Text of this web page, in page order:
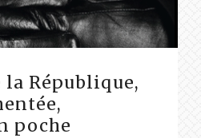
la République,
poche